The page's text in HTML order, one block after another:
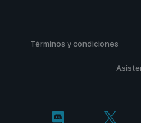
Términos y condiciones